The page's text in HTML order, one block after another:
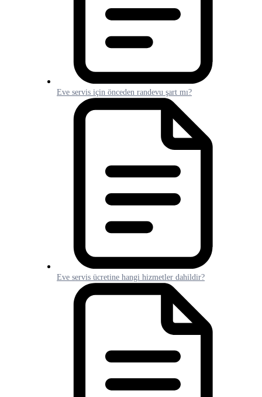
Eve servis için önceden randevu şart mı?
Eve servis ücretine hangi hizmetler dahildir?